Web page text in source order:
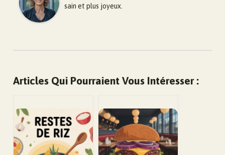
sain et plus joyeux.
Articles Qui Pourraient Vous Intéresser :